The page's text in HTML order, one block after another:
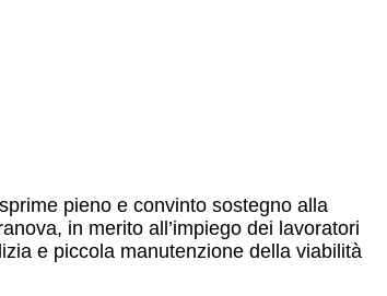
pieno e convinto sostegno alla
in merito all’impiego dei lavoratori
e piccola manutenzione della viabilità